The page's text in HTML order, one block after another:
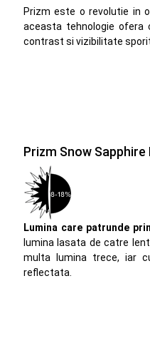
Prizm este o revolutie in
aceasta tehnologie ofera
contrast si vizibilitate
Prizm Snow Sapphire
Lumina care patrunde
lumina lasata de catre
multa lumina trece, iar
reflectata.